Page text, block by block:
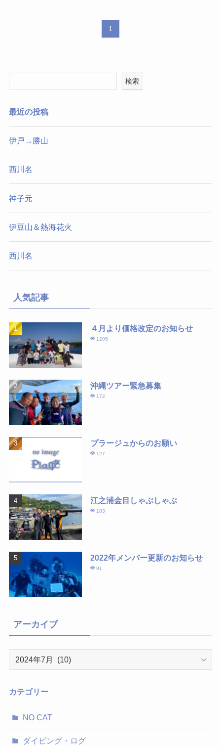
1
検索
最近の投稿
伊戸→勝山
西川名
神子元
伊豆山＆熱海花火
西川名
人気記事
４月より価格改定のお知らせ
1205
沖縄ツアー緊急募集
172
プラージュからのお願い
127
江之浦金目しゃぶしゃぶ
103
2022年メンバー更新のお知らせ
91
アーカイブ
イ
カテゴリー
NO CAT
ダイビング・ログ